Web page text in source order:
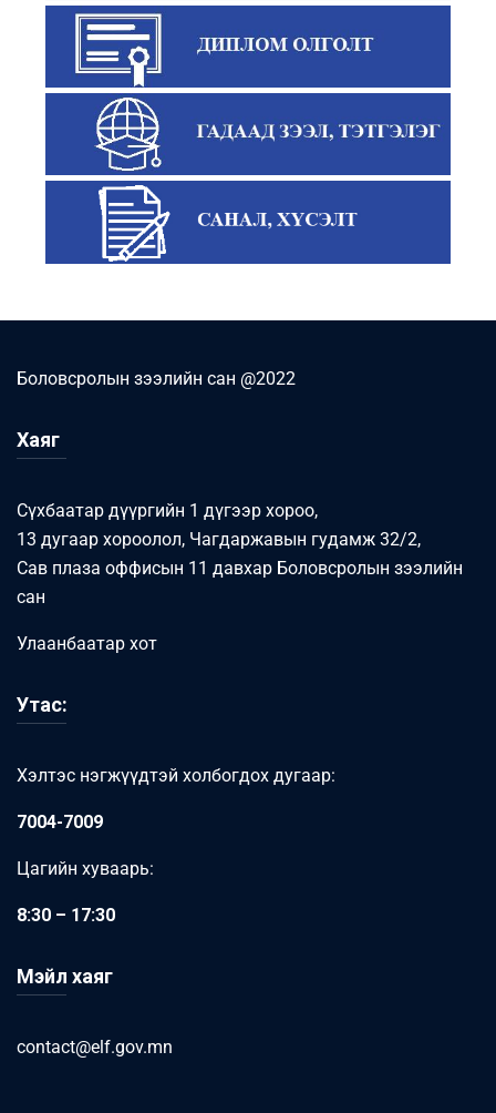
Боловсролын зээлийн сан @2022
Хаяг
Сүхбаатар дүүргийн 1 дүгээр хороо,
13 дугаар хороолол, Чагдаржавын гудамж 32/2,
Сав плаза оффисын 11 давхар Боловсролын зээлийн
сан
Улаанбаатар хот
Утас:
Хэлтэс нэгжүүдтэй холбогдох дугаар:
7004-7009
Цагийн хуваарь:
8:30 – 17:30
Мэйл хаяг
contact@elf.gov.mn